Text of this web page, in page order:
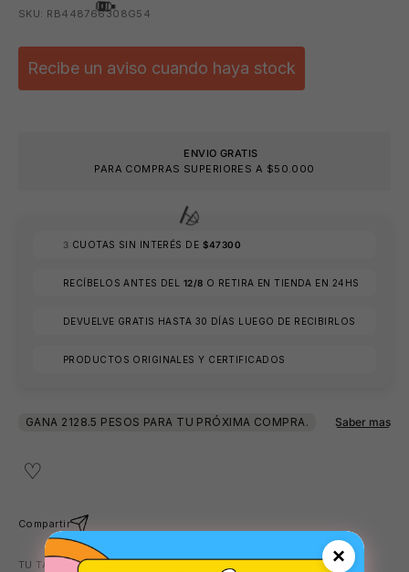
SKU: RB448766308G54
Recibe un aviso cuando haya stock
ENVIO GRATIS
PARA COMPRAS SUPERIORES A $50.000
3 CUOTAS SIN INTERÉS DE $47300
RECÍBELOS ANTES DEL 12/8 O RETIRA EN TIENDA EN 24HS
DEVUELVE GRATIS HASTA 30 DÍAS LUEGO DE RECIBIRLOS
PRODUCTOS ORIGINALES Y CERTIFICADOS
Compartir
TU TALLA: ÚNICA
×
⛱️